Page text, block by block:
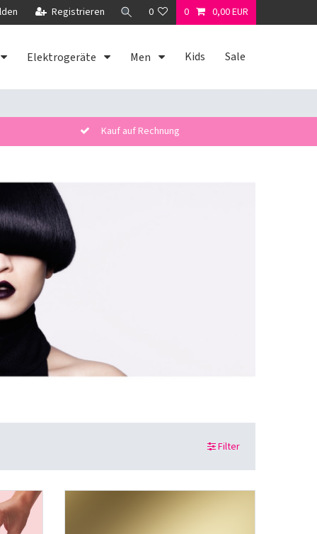
Registrieren 0 0 0,00 EUR
Elektrogeräte Men Kids Sale
Kauf auf Rechnung
Filter